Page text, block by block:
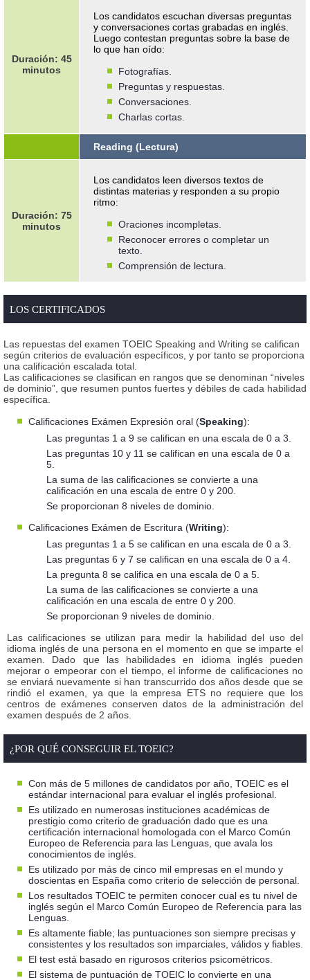
Duración: 45
minutos
Los candidatos escuchan diversas preguntas
y conversaciones cortas grabadas en inglés.
Luego contestan preguntas sobre la base de
lo que han oído:
Fotografías.
Preguntas y respuestas.
Conversaciones.
Charlas cortas.
Reading (Lectura)
Duración: 75
minutos
Los candidatos leen diversos textos de
distintas materias y responden a su propio
ritmo:
Oraciones incompletas.
Reconocer errores o completar un
texto.
Comprensión de lectura.
LOS CERTIFICADOS
Las repuestas del examen TOEIC Speaking and Writing se califican
según criterios de evaluación específicos, y por tanto se proporciona
una calificación escalada total.
Las calificaciones se clasifican en rangos que se denominan “niveles
de dominio”, que resumen puntos fuertes y débiles de cada habilidad
específica.
Calificaciones Exámen Expresión oral (Speaking):
Las preguntas 1 a 9 se califican en una escala de 0 a 3.
Las preguntas 10 y 11 se califican en una escala de 0 a
5.
La suma de las calificaciones se convierte a una
calificación en una escala de entre 0 y 200.
Se proporcionan 8 niveles de dominio.
Calificaciones Exámen de Escritura (Writing):
Las preguntas 1 a 5 se califican en una escala de 0 a 3.
Las preguntas 6 y 7 se califican en una escala de 0 a 4.
La pregunta 8 se califica en una escala de 0 a 5.
La suma de las calificaciones se convierte a una
calificación en una escala de entre 0 y 200.
Se proporcionan 9 niveles de dominio.
Las calificaciones se utilizan para medir la habilidad del uso del
idioma inglés de una persona en el momento en que se imparte el
examen. Dado que las habilidades en idioma inglés pueden
mejorar o empeorar con el tiempo, el informe de calificaciones no
se enviará nuevamente si han transcurrido dos años desde que se
rindió el examen, ya que la empresa ETS no requiere que los
centros de exámenes conserven datos de la administración del
examen después de 2 años.
¿POR QUÉ CONSEGUIR EL TOEIC?
Con más de 5 millones de candidatos por año, TOEIC es el
estándar internacional para evaluar el inglés profesional.
Es utilizado en numerosas instituciones académicas de
prestigio como criterio de graduación dado que es una
certificación internacional homologada con el Marco Común
Europeo de Referencia para las Lenguas, que avala los
conocimientos de inglés.
Es utilizado por más de cinco mil empresas en el mundo y
doscientas en España como criterio de selección de personal.
Los resultados TOEIC te permiten conocer cual es tu nivel de
inglés según el Marco Común Europeo de Referencia para las
Lenguas.
Es altamente fiable; las puntuaciones son siempre precisas y
consistentes y los resultados son imparciales, válidos y fiables.
El test está basado en rigurosos criterios psicométricos.
El sistema de puntuación de TOEIC lo convierte en una